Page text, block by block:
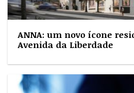
ANNA: um novo ícone
Avenida da Liberdade